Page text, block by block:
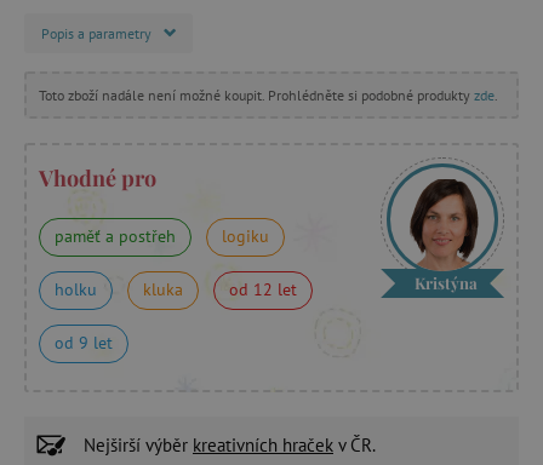
Popis a parametry
Toto zboží nadále není možné koupit. Prohlédněte si podobné produkty zde
Vhodné pro
paměť a postřeh logiku
holku kluka od 12 let
od 9 let
Kristýna
Nejširší výběr kreativních hraček v ČR.